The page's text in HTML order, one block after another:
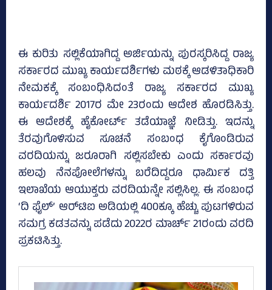
ಈ ಕುರಿತು ಸಲ್ಲಿಕೆಯಾಗಿದ್ದ ಅರ್ಜಿಯನ್ನು ಪುರಸ್ಕರಿಸಿದ್ದ ರಾಜ್ಯ
ಸರ್ಕಾರದ ಮುಖ್ಯ ಕಾರ್ಯದರ್ಶಿಗಳು ಮಠಕ್ಕೆ ಆಡಳಿತಾಧಿಕಾರಿ
ನೇಮಕಕ್ಕೆ ಸಂಬಂಧಿಸಿದಂತೆ ರಾಜ್ಯ ಸರ್ಕಾರದ ಮುಖ್ಯ
ಕಾರ್ಯದರ್ಶಿ 2017ರ ಮೇ 23ರಂದು ಆದೇಶ ಹೊರಡಿಸಿತ್ತು.
ಈ ಆದೇಶಕ್ಕೆ ಹೈಕೋರ್ಟ್‌ ತಡೆಯಾಜ್ಞೆ ನೀಡಿತ್ತು. ಇದನ್ನು
ತೆರವುಗೊಳಿಸುವ ಸೂಚನೆ ಸಂಬಂಧ ಕೈಗೊಂಡಿರುವ
ವರದಿಯನ್ನು ಜರೂರಾಗಿ ಸಲ್ಲಿಸಬೇಕು ಎಂದು ಸರ್ಕಾರವು
ಹಲವು ನೆನಪೋಲೆಗಳನ್ನು ಬರೆದಿದ್ದರೂ ಧಾರ್ಮಿಕ ದತ್ತಿ
ಇಲಾಖೆಯ ಆಯುಕ್ತರು ವರದಿಯನ್ನೇ ಸಲ್ಲಿಸಿಲ್ಲ. ಈ ಸಂಬಂಧ
‘ದಿ ಫೈಲ್‌’ ಆರ್‌ಟಿಐ ಅಡಿಯಲ್ಲಿ 400ಕ್ಕೂ ಹೆಚ್ಚು ಪುಟಗಳಿರುವ
ಸಮಗ್ರ ಕಡತವನ್ನು ಪಡೆದು 2022ರ ಮಾರ್ಚ್‌ 21ರಂದು ವರದಿ
ಪ್ರಕಟಿಸಿತ್ತು.